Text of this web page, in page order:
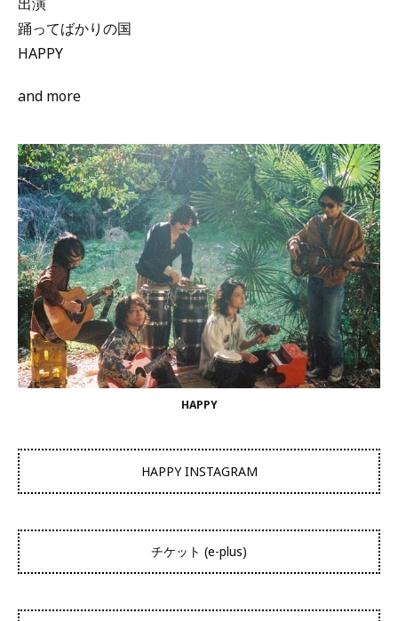
踊ってばかりの国
HAPPY
and more
HAPPY
HAPPY INSTAGRAM
チケット (e-plus)